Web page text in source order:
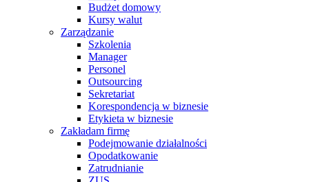
Budżet domowy
Kursy walut
Zarządzanie
Szkolenia
Manager
Personel
Outsourcing
Sekretariat
Korespondencja w biznesie
Etykieta w biznesie
Zakładam firmę
Podejmowanie działalności
Opodatkowanie
Zatrudnianie